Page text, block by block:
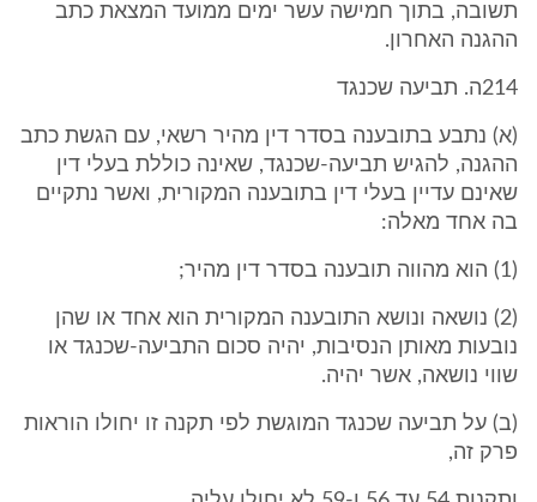
תשובה, בתוך חמישה עשר ימים ממועד המצאת כתב
ההגנה האחרון.
214ה. תביעה שכנגד
(א) נתבע בתובענה בסדר דין מהיר רשאי, עם הגשת כתב
ההגנה, להגיש תביעה-שכנגד, שאינה כוללת בעלי דין
שאינם עדיין בעלי דין בתובענה המקורית, ואשר נתקיים
בה אחד מאלה:
(1) הוא מהווה תובענה בסדר דין מהיר;
(2) נושאה ונושא התובענה המקורית הוא אחד או שהן
נובעות מאותן הנסיבות, יהיה סכום התביעה-שכנגד או
שווי נושאה, אשר יהיה.
(ב) על תביעה שכנגד המוגשת לפי תקנה זו יחולו הוראות
פרק זה,